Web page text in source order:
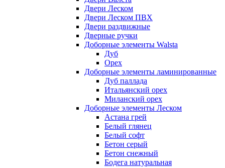
Двери Леском
Двери Леском ПВХ
Двери раздвижные
Дверные ручки
Доборные элементы Walsta
Дуб
Орех
Доборные элементы ламинированные
Дуб паллада
Итальянский орех
Миланский орех
Доборные элементы Леском
Астана грей
Белый глянец
Белый софт
Бетон серый
Бетон снежный
Бодега натуральная